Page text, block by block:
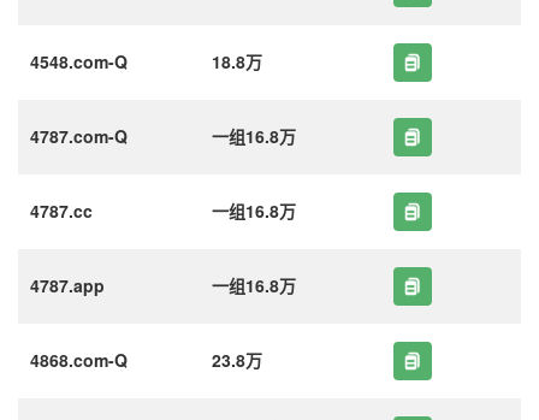
4548.com-Q 18.8万
4787.com-Q 一组16.8万
4787.cc 一组16.8万
4787.app 一组16.8万
4868.com-Q 23.8万